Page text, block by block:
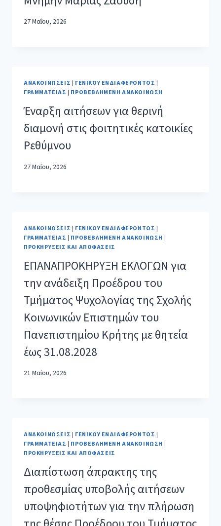
27 Μαΐου, 2026
ΑΝΑΚΟΙΝΏΣΕΙΣ | ΓΕΝΙΚΟΎ ΕΝΔΙΑΦΈΡΟΝΤΟΣ |
ΓΡΑΜΜΑΤΕΊΑΣ | ΠΡΟΒΕΒΛΗΜΈΝΗ ΑΝΑΚΟΊΝΩΣΗ
Έναρξη αιτήσεων για θερινή
διαμονή στις φοιτητικές κατοικίες
Ρεθύμνου
27 Μαΐου, 2026
ΑΝΑΚΟΙΝΏΣΕΙΣ | ΓΕΝΙΚΟΎ ΕΝΔΙΑΦΈΡΟΝΤΟΣ |
ΓΡΑΜΜΑΤΕΊΑΣ | ΠΡΟΒΕΒΛΗΜΈΝΗ ΑΝΑΚΟΊΝΩΣΗ |
ΠΡΟΚΗΡΎΞΕΙΣ ΚΑΙ ΑΠΟΦΆΣΕΙΣ
ΕΠΑΝΑΠΡΟΚΗΡΥΞΗ ΕΚΛΟΓΩΝ για
την ανάδειξη Προέδρου του
Τμήματος Ψυχολογίας της Σχολής
Κοινωνικών Επιστημών του
Πανεπιστημίου Κρήτης με θητεία
έως 31.08.2028
21 Μαΐου, 2026
ΑΝΑΚΟΙΝΏΣΕΙΣ | ΓΕΝΙΚΟΎ ΕΝΔΙΑΦΈΡΟΝΤΟΣ |
ΓΡΑΜΜΑΤΕΊΑΣ | ΠΡΟΒΕΒΛΗΜΈΝΗ ΑΝΑΚΟΊΝΩΣΗ |
ΠΡΟΚΗΡΎΞΕΙΣ ΚΑΙ ΑΠΟΦΆΣΕΙΣ
Διαπίστωση άπρακτης της
προθεσμίας υποβολής αιτήσεων
υποψηφιοτήτων για την πλήρωση